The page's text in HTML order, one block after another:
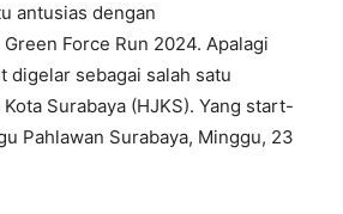
antusias dengan
Force Run 2024. Apalagi
digelar sebagai salah satu
Surabaya (HJKS). Yang start-
Pahlawan Surabaya, Minggu, 23